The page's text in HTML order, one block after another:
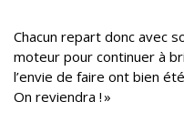
Chacun repart donc avec
moteur pour continuer à
l’envie de faire ont bien
On reviendra ! »